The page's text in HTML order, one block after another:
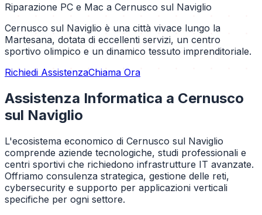
Riparazione PC e Mac a Cernusco sul Naviglio
Cernusco sul Naviglio è una città vivace lungo la
Martesana, dotata di eccellenti servizi, un centro
sportivo olimpico e un dinamico tessuto imprenditoriale.
Richiedi AssistenzaChiama Ora
Assistenza Informatica a Cernusco
sul Naviglio
L'ecosistema economico di Cernusco sul Naviglio
comprende aziende tecnologiche, studi professionali e
centri sportivi che richiedono infrastrutture IT avanzate.
Offriamo consulenza strategica, gestione delle reti,
cybersecurity e supporto per applicazioni verticali
specifiche per ogni settore.